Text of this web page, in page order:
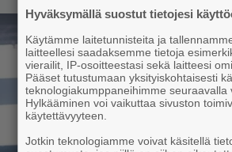
Hyväksymällä suostut tietojesi
Käytämme laitetunnisteita ja
laitteellesi saadaksemme tietoja
vierailit, IP-osoitteestasi sekä laitteesi
Pääset tutustumaan yksityiskohtaisesti
teknologiakumppaneihimme seuraavalla
Hylkääminen voi vaikuttaa sivuston
käytettävyyteen.
Jotkin teknologiamme voivat käsitellä